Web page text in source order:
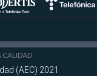
CALIDAD
(AEC) 2021